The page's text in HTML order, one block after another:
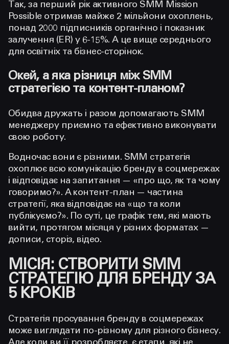
Так, за перший рік активного SMM Mission
Possible отримав майже 2 мільйони охоплень,
понад 2000 підписників органічно і показник
залучення (ER) у 6-15%. А це вище середнього
для освітніх та бізнес-сторінок.
Окей, а яка різниця між SMM
стратегією та контент-планом?
Обидва дружать і разом допомагають SMM
менеджеру приємно та ефективно виконувати
свою роботу.
Водночас вони є різними. SMM стратегія
охоплює всю комунікацію бренду в соцмережах
і відповідає на запитання — «про що, як та чому
говоримо?». А контент-план — частина
стратегії, яка відповідає на «що та коли
публікуємо?». По суті, це графік тем, які мають
вийти, протягом місяця у різних форматах —
дописи, сторіз, відео.
МІСІЯ: СТВОРИТИ SMM
СТРАТЕГІЮ ДЛЯ БРЕНДУ ЗА
5 КРОКІВ
Стратегія просування брендув соцмережах
може виглядати по-різному для різного бізнесу.